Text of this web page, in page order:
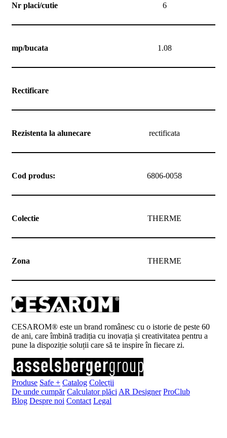
Nr placi/cutie 6
mp/bucata 1.08
Rectificare
Rezistenta la alunecare rectificata
Cod produs: 6806-0058
Colectie THERME
Zona THERME
CESAROM® este un brand românesc cu o istorie de peste 60
de ani, care îmbină tradiția cu inovația și creativitatea pentru a
pune la dispoziție soluții care să te inspire în fiecare zi.
Produse Safe + Catalog Colecții
De unde cumpăr Calculator plăci AR Designer ProClub
Blog Despre noi Contact Legal